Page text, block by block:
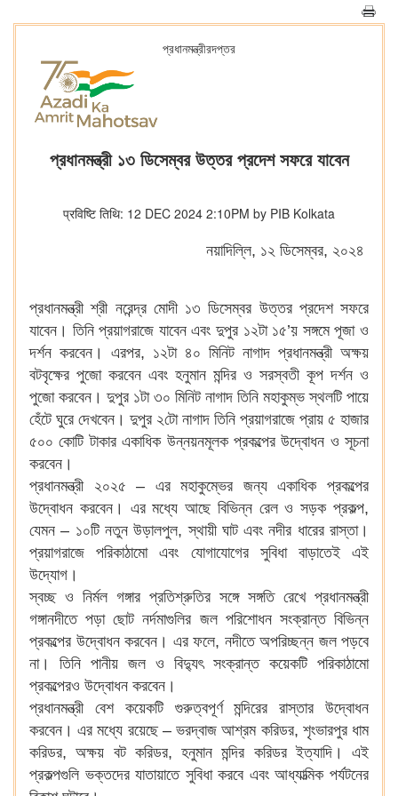
প্রধানমন্ত্রীরদপ্তর
প্রধানমন্ত্রী ১৩ ডিসেম্বর উত্তর প্রদেশ সফরে যাবেন
प्रविष्टि तिथि: 12 DEC 2024 2:10PM by PIB Kolkata
নয়াদিল্লি, ১২ ডিসেম্বর, ২০২৪
প্রধানমন্ত্রী শ্রী নরেন্দ্র মোদী ১৩ ডিসেম্বর উত্তর প্রদেশ সফরে
যাবেন। তিনি প্রয়াগরাজে যাবেন এবং দুপুর ১২টা ১৫’য় সঙ্গমে পূজা ও
দর্শন করবেন। এরপর, ১২টা ৪০ মিনিট নাগাদ প্রধানমন্ত্রী অক্ষয়
বটবৃক্ষের পুজো করবেন এবং হনুমান মন্দির ও সরস্বতী কূপ দর্শন ও
পুজো করবেন। দুপুর ১টা ৩০ মিনিট নাগাদ তিনি মহাকুম্ভ স্থলটি পায়ে
হেঁটে ঘুরে দেখবেন। দুপুর ২টো নাগাদ তিনি প্রয়াগরাজে প্রায় ৫ হাজার
৫০০ কোটি টাকার একাধিক উন্নয়নমূলক প্রকল্পের উদ্বোধন ও সূচনা
করবেন।
প্রধানমন্ত্রী ২০২৫ – এর মহাকুম্ভের জন্য একাধিক প্রকল্পের
উদ্বোধন করবেন। এর মধ্যে আছে বিভিন্ন রেল ও সড়ক প্রকল্প,
যেমন – ১০টি নতুন উড়ালপুল, স্থায়ী ঘাট এবং নদীর ধারের রাস্তা।
প্রয়াগরাজে পরিকাঠামো এবং যোগাযোগের সুবিধা বাড়াতেই এই
উদ্যোগ।
স্বচ্ছ ও নির্মল গঙ্গার প্রতিশ্রুতির সঙ্গে সঙ্গতি রেখে প্রধানমন্ত্রী
গঙ্গানদীতে পড়া ছোট নর্দমাগুলির জল পরিশোধন সংক্রান্ত বিভিন্ন
প্রকল্পের উদ্বোধন করবেন। এর ফলে, নদীতে অপরিচ্ছন্ন জল পড়বে
না। তিনি পানীয় জল ও বিদ্যুৎ সংক্রান্ত কয়েকটি পরিকাঠামো
প্রকল্পেরও উদ্বোধন করবেন।
প্রধানমন্ত্রী বেশ কয়েকটি গুরুত্বপূর্ণ মন্দিরের রাস্তার উদ্বোধন
করবেন। এর মধ্যে রয়েছে – ভরদ্বাজ আশ্রম করিডর, শৃংভারপুর ধাম
করিডর, অক্ষয় বট করিডর, হনুমান মন্দির করিডর ইত্যাদি। এই
প্রকল্পগুলি ভক্তদের যাতায়াতে সুবিধা করবে এবং আধ্যাত্মিক পর্যটনের